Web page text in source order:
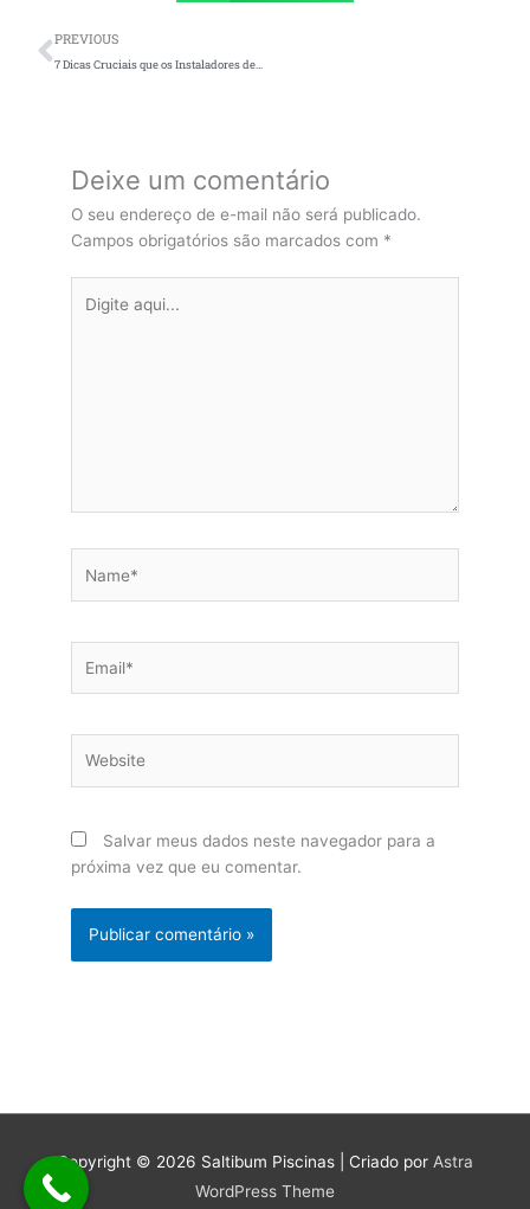
Prev
PREVIOUS
7 Dicas Cruciais que os Instaladores de Piscinas Não Querem que Você Saiba
Deixe um comentário
O seu endereço de e-mail não será publicado.
Campos obrigatórios são marcados com *
aqui...
Salvar meus dados neste navegador para a
próxima vez que eu comentar.
Copyright © 2026 Saltibum Piscinas | Criado por Astra
WordPress Theme